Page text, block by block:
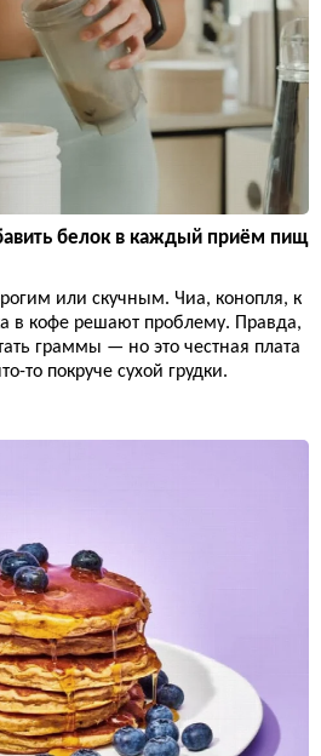
белок в каждый приём пищ
или скучным. Чиа, конопля, к
в кофе решают проблему. Правда,
граммы — но это честная плата
то покруче сухой грудки.